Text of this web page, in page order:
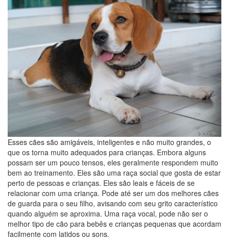
Esses cães são amigáveis, inteligentes e não muito grandes, o
que os torna muito adequados para crianças. Embora alguns
possam ser um pouco tensos, eles geralmente respondem muito
bem ao treinamento. Eles são uma raça social que gosta de estar
perto de pessoas e crianças. Eles são leais e fáceis de se
relacionar com uma criança. Pode até ser um dos melhores cães
de guarda para o seu filho, avisando com seu grito característico
quando alguém se aproxima. Uma raça vocal, pode não ser o
melhor tipo de cão para bebês e crianças pequenas que acordam
facilmente com latidos ou sons.